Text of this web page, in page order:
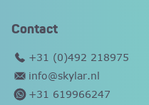
Contact
+31 (0)492 218975
info@skylar.nl
+31 619966247